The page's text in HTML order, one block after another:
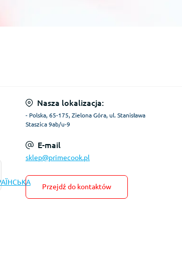
Nasza lokalizacja:
- Polska, 65-175, Zielona Góra, ul. Stanisława
Staszica 9ab/u-9
E-mail
sklep@primecook.pl
Przejdź do kontaktów